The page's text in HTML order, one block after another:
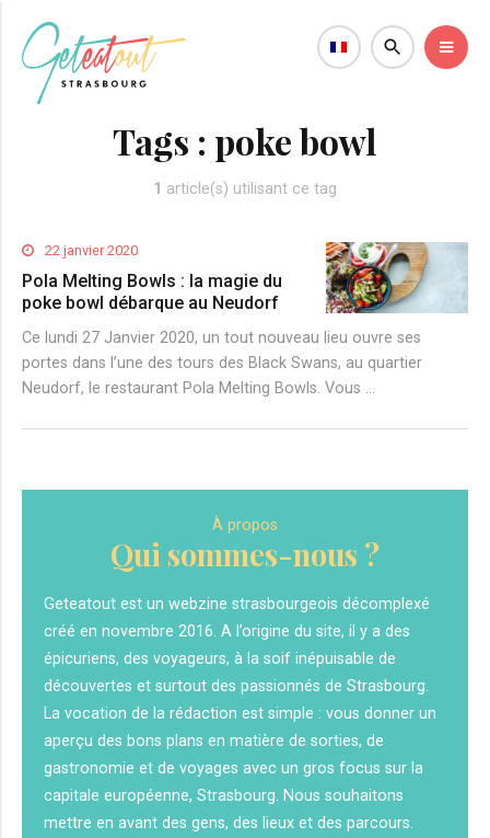
Tags : poke bowl
1 article(s) utilisant ce tag
22 janvier 2020
Pola Melting Bowls : la magie du
poke bowl débarque au Neudorf
Ce lundi 27 Janvier 2020, un tout nouveau lieu ouvre ses
portes dans l’une des tours des Black Swans, au quartier
Neudorf, le restaurant Pola Melting Bowls. Vous …
À propos
Qui sommes-nous ?
Geteatout est un webzine strasbourgeois décomplexé
créé en novembre 2016. A l’origine du site, il y a des
épicuriens, des voyageurs, à la soif inépuisable de
découvertes et surtout des passionnés de Strasbourg.
La vocation de la rédaction est simple : vous donner un
aperçu des bons plans en matière de sorties, de
gastronomie et de voyages avec un gros focus sur la
capitale européenne, Strasbourg. Nous souhaitons
mettre en avant des gens, des lieux et des parcours.